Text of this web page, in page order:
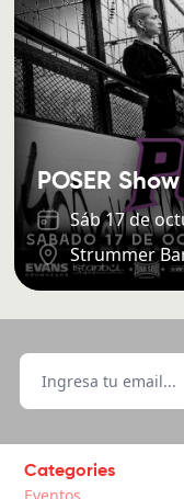
POSER
Sáb 17 de
Strummer
Categories